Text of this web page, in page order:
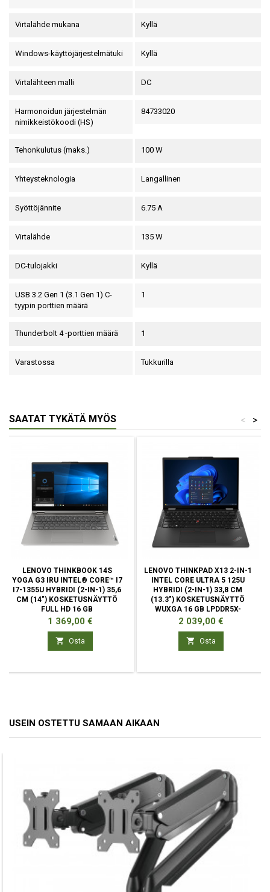
Virtalähde mukana Kyllä
Windows-käyttöjärjestelmätuki Kyllä
Virtalähteen malli DC
Harmonoidun järjestelmän
nimikkeistökoodi (HS)
84733020
Tehonkulutus (maks.) 100 W
Yhteysteknologia Langallinen
Syöttöjännite 6.75 A
Virtalähde 135 W
DC-tulojakki Kyllä
USB 3.2 Gen 1 (3.1 Gen 1) C-
tyypin porttien määrä
1
Thunderbolt 4 -porttien määrä 1
Varastossa Tukkurilla
SAATAT TYKÄTÄ MYÖS >
<
LENOVO THINKBOOK 14S
YOGA G3 IRU INTEL® CORE™ I7
I7-1355U HYBRIDI (2-IN-1) 35,6
CM (14") KOSKETUSNÄYTTÖ
FULL HD 16 GB
Hinta
1 369,00 €
 Osta
LENOVO THINKPAD X13 2-IN-1
INTEL CORE ULTRA 5 125U
HYBRIDI (2-IN-1) 33,8 CM
(13.3") KOSKETUSNÄYTTÖ
WUXGA 16 GB LPDDR5X-
SDRAM
Hinta
2 039,00 €
 Osta
USEIN OSTETTU SAMAAN AIKAAN